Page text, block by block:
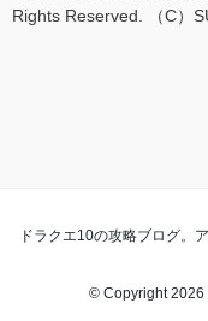
Rights Reserved. （C）
ドラクエ10の攻略ブログ。
© Copyright 2026